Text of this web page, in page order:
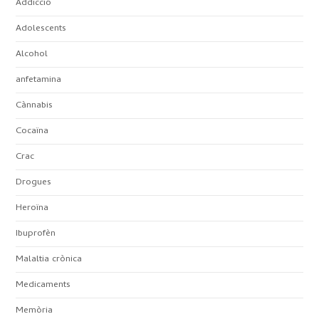
Adolescents
Alcohol
anfetamina
Cànnabis
Cocaïna
Crac
Drogues
Heroïna
Ibuprofèn
Malaltia crònica
Medicaments
Memòria